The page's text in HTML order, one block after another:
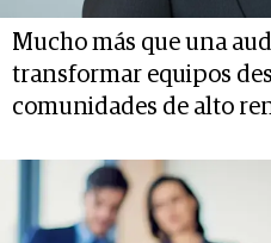
Mucho más que una
transformar equipos
comunidades de alto